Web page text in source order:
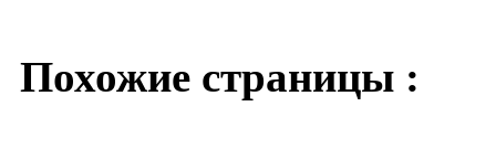
Похожие страницы :